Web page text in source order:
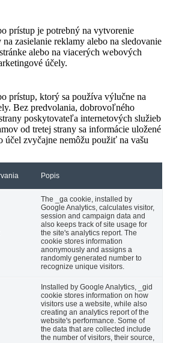
prístup je potrebný na vytvorenie
zasielanie reklamy alebo na sledovanie
alebo na viacerých webových
účely.
prístup, ktorý sa používa výlučne na
Bez predvolania, dobrovoľného
poskytovateľa internetových služieb
od tretej strany sa informácie uložené
účel zvyčajne nemôžu použiť na vašu
Popis
The _ga cookie, installed by
Google Analytics, calculates visitor,
session and campaign data and
also keeps track of site usage for
the site's analytics report. The
cookie stores information
anonymously and assigns a
randomly generated number to
recognize unique visitors.
Installed by Google Analytics, _gid
cookie stores information on how
visitors use a website, while also
creating an analytics report of the
website's performance. Some of
the data that are collected include
the number of visitors, their source,